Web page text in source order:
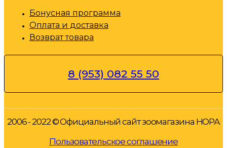
Бонусная программа
Оплата и доставка
Возврат товара
8 (953) 082 55 50
2006 - 2022 © Официальный сайт зоомагазина НОРА
Пользовательское соглашение